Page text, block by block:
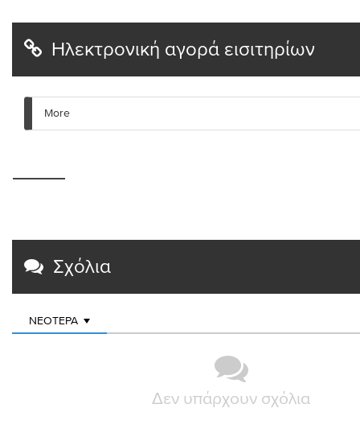
Ηλεκτρονική αγορά εισιτηρίων
More
Σχόλια
ΝΕΌΤΕΡΑ
Δεν υπάρχουν σχόλια